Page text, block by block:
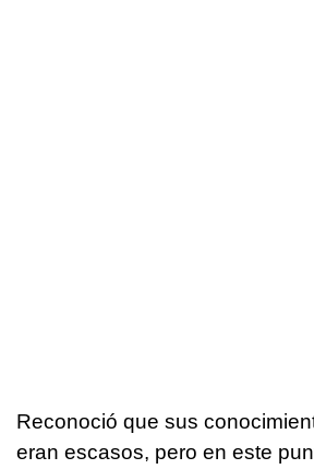
Reconoció que sus
eran escasos, pero en este